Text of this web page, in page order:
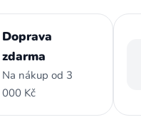
Doprava
zdarma
Na nákup od 3
000 Kč